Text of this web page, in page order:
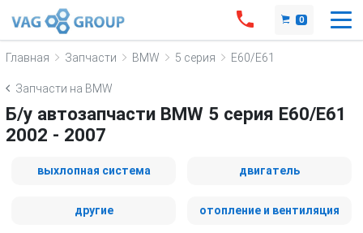
0
Главная Запчасти BMW 5 серия E60/E61
Запчасти на BMW
Б/у автозапчасти BMW 5 серия E60/E61
2002 - 2007
выхлопная система двигатель
другие отопление и вентиляция